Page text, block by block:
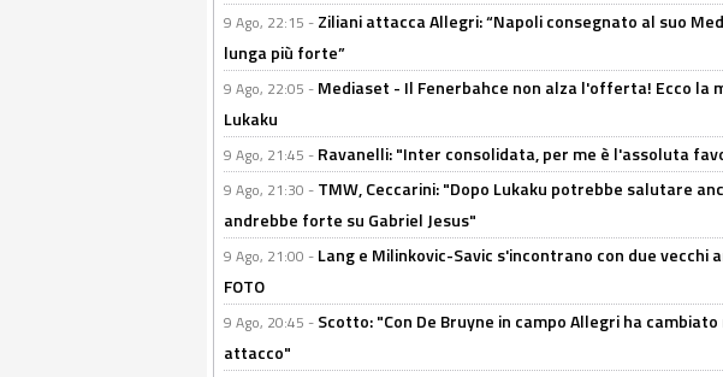
9 Ago, 22:15 - Ziliani attacca Allegri: “Napoli consegnato al suo
lunga più forte”
9 Ago, 22:05 - Mediaset - Il Fenerbahce non alza l'offerta! Ecco la
Lukaku
9 Ago, 21:45 - Ravanelli: "Inter consolidata, per me è l'assoluta
9 Ago, 21:30 - TMW, Ceccarini: "Dopo Lukaku potrebbe salutare
andrebbe forte su Gabriel Jesus"
9 Ago, 21:00 - Lang e Milinkovic-Savic s'incontrano con due vecchi
FOTO
9 Ago, 20:45 - Scotto: "Con De Bruyne in campo Allegri ha
attacco"